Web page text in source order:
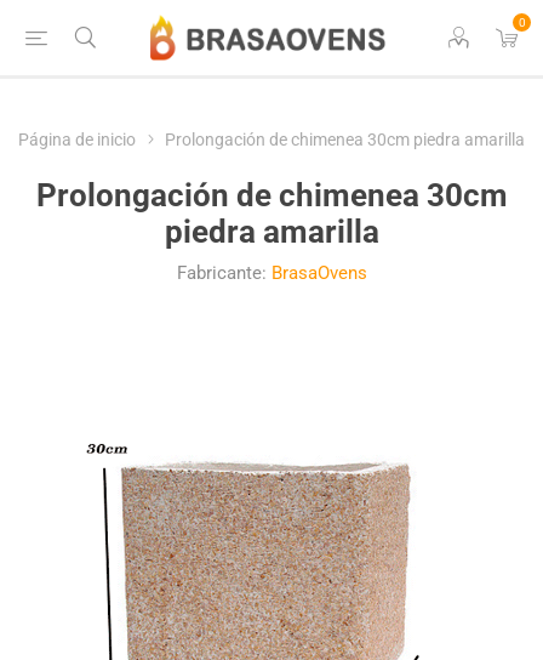
0
Página de inicio Prolongación de chimenea 30cm piedra amarilla
Prolongación de chimenea 30cm
piedra amarilla
Fabricante: BrasaOvens